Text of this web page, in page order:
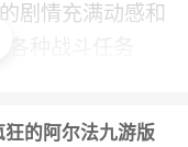
剧情充满动感和
种战斗任务
，让玩家深入感
狂的阿尔法九游版